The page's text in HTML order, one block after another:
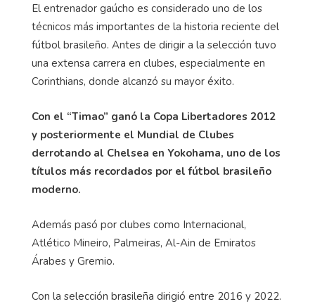
El entrenador gaúcho es considerado uno de los
técnicos más importantes de la historia reciente del
fútbol brasileño. Antes de dirigir a la selección tuvo
una extensa carrera en clubes, especialmente en
Corinthians, donde alcanzó su mayor éxito.
Con el “Timao” ganó la Copa Libertadores 2012
y posteriormente el Mundial de Clubes
derrotando al Chelsea en Yokohama, uno de los
títulos más recordados por el fútbol brasileño
moderno.
Además pasó por clubes como Internacional,
Atlético Mineiro, Palmeiras, Al-Ain de Emiratos
Árabes y Gremio.
Con la selección brasileña dirigió entre 2016 y 2022.